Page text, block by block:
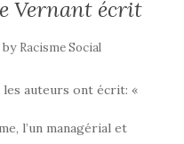
Vernant écrit
by Racisme Social
les auteurs ont écrit: «
l’un managérial et